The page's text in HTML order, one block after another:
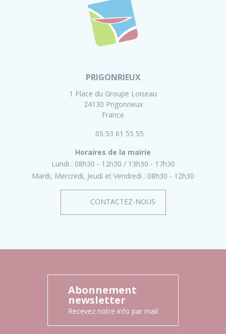
PRIGONRIEUX
1 Place du Groupe Loiseau
24130 Prigonrieux
France
05 53 61 55 55
Horaires de la mairie
Lundi : 08h30 - 12h30
13h30 - 17h30
Mardi, Mercredi, Jeudi et Vendredi : 08h30 - 12h30
CONTACTEZ-NOUS
Abonnement
newsletter
Recevez notre info par mail